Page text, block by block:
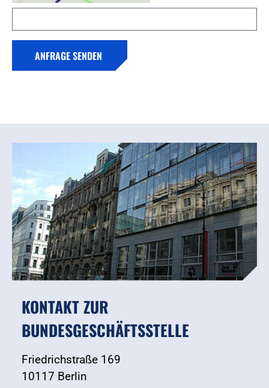
ANFRAGE SENDEN
KONTAKT ZUR
BUNDESGESCHÄFTSSTELLE
Friedrichstraße 169
10117 Berlin